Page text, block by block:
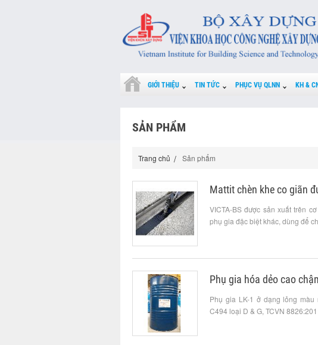
GIỚI THIỆU TIN TỨC PHỤC VỤ QLNN KH &
SẢN PHẨM
Trang chủ Sản phẩm
Mattit chèn khe co giãn
VICTA-BS được sản xuất trên
phụ gia đặc biệt khác, dùng để
Phụ gia hóa dẻo cao
Phụ gia LK-1 ở dạng lỏng
C494 loại D & G, TCVN